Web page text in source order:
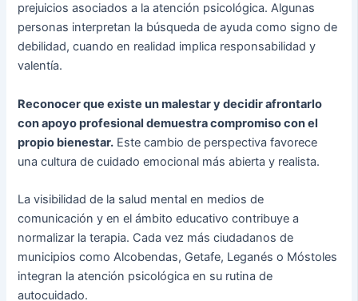
prejuicios asociados a la atención psicológica. Algunas
personas interpretan la búsqueda de ayuda como signo de
debilidad, cuando en realidad implica responsabilidad y
valentía.
Reconocer que existe un malestar y decidir afrontarlo
con apoyo profesional demuestra compromiso con el
propio bienestar. Este cambio de perspectiva favorece
una cultura de cuidado emocional más abierta y realista.
La visibilidad de la salud mental en medios de
comunicación y en el ámbito educativo contribuye a
normalizar la terapia. Cada vez más ciudadanos de
municipios como Alcobendas, Getafe, Leganés o Móstoles
integran la atención psicológica en su rutina de
autocuidado.